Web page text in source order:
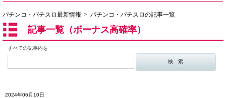
パチンコ・パチスロ最新情報 パチンコ・パチスロの記事一覧
記事一覧（ボーナス高確率）
すべての記事内を
2024年06月10日